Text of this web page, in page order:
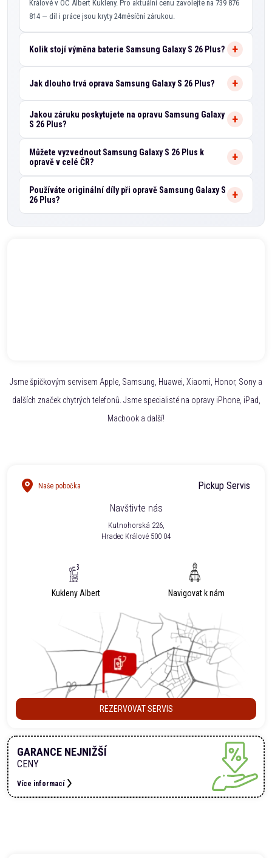
Králové v OC Albert Kukleny. Pro aktuální cenu zavolejte na 739 876
814 — díl i práce jsou kryty 24měsíční zárukou.
Kolik stojí výměna baterie Samsung Galaxy S 26 Plus?
Jak dlouho trvá oprava Samsung Galaxy S 26 Plus?
Jakou záruku poskytujete na opravu Samsung Galaxy
S 26 Plus?
Můžete vyzvednout Samsung Galaxy S 26 Plus k
opravě v celé ČR?
Používáte originální díly při opravě Samsung Galaxy S
26 Plus?
Jsme špičkovým servisem Apple, Samsung, Huawei, Xiaomi, Honor, Sony a
dalších značek chytrých telefonů. Jsme specialisté na opravy iPhone, iPad,
Macbook a další!
Naše pobočka
Pickup Servis
Navštivte nás
Kutnohorská 226,
Hradec Králové 500 04
Kukleny Albert Navigovat k nám
REZERVOVAT SERVIS
GARANCE NEJNIŽŠÍ
CENY
Více informací